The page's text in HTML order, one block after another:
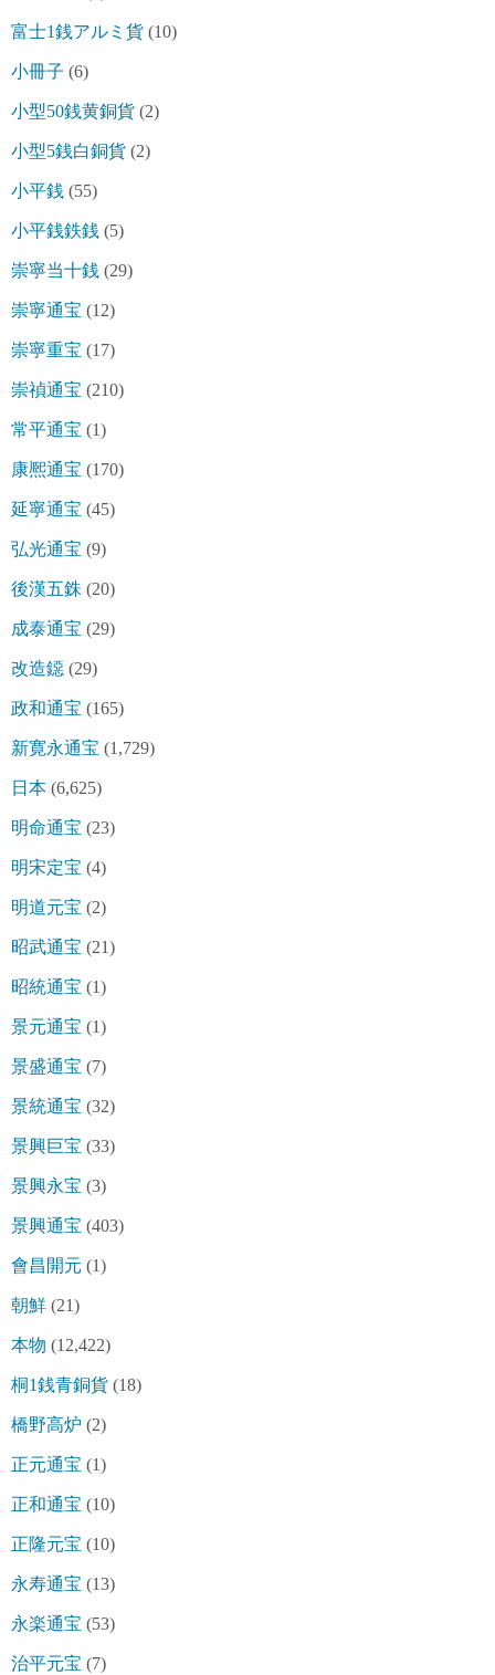
富士1銭アルミ貨 (10)
小冊子 (6)
小型50銭黄銅貨 (2)
小型5銭白銅貨 (2)
小平銭 (55)
小平銭鉄銭 (5)
崇寧当十銭 (29)
崇寧通宝 (12)
崇寧重宝 (17)
崇禎通宝 (210)
常平通宝 (1)
康熈通宝 (170)
延寧通宝 (45)
弘光通宝 (9)
後漢五銖 (20)
成泰通宝 (29)
改造鐚 (29)
政和通宝 (165)
新寛永通宝 (1,729)
日本 (6,625)
明命通宝 (23)
明宋定宝 (4)
明道元宝 (2)
昭武通宝 (21)
昭統通宝 (1)
景元通宝 (1)
景盛通宝 (7)
景統通宝 (32)
景興巨宝 (33)
景興永宝 (3)
景興通宝 (403)
會昌開元 (1)
朝鮮 (21)
本物 (12,422)
桐1銭青銅貨 (18)
橋野高炉 (2)
正元通宝 (1)
正和通宝 (10)
正隆元宝 (10)
永寿通宝 (13)
永楽通宝 (53)
治平元宝 (7)